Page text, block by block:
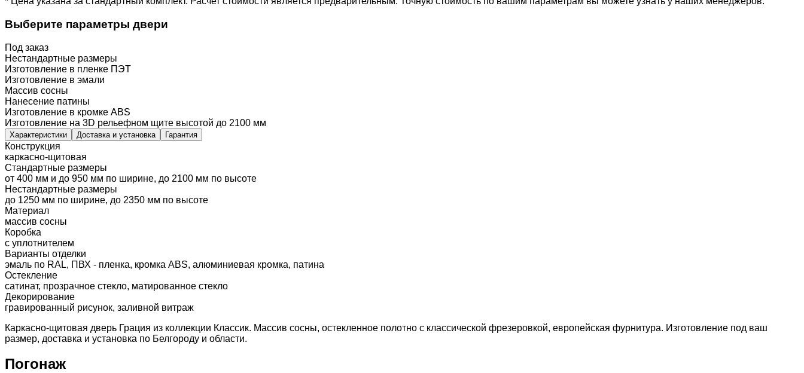
Выберите параметры двери
Под заказ
Нестандартные размеры
Изготовление в пленке ПЭТ
Изготовление в эмали
Массив сосны
Нанесение патины
Изготовление в кромке ABS
Изготовление на 3D рельефном щите высотой до 2100 мм
Характеристики Доставка и установка Гарантия
Конструкция
каркасно-щитовая
Стандартные размеры
от 400 мм и до 950 мм по ширине, до 2100 мм по высоте
Нестандартные размеры
до 1250 мм по ширине, до 2350 мм по высоте
Материал
массив сосны
Коробка
с уплотнителем
Варианты отделки
эмаль по RAL, ПВХ - пленка, кромка ABS, алюминиевая кромка, патина
Остекление
сатинат, прозрачное стекло, матированное стекло
Декорирование
гравированный рисунок, заливной витраж
Каркасно-щитовая дверь Грация из коллекции Классик. Массив сосны, остекленное полотно с классической фрезеровкой, европейская фурнитура. Изготовление под ваш
размер, доставка и установка по Белгороду и области.
Погонаж